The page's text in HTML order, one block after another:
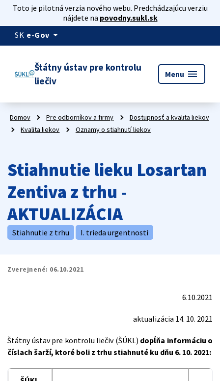
Toto je pilotná verzia nového webu. Predchádzajúcu verziu
nájdete na povodny.sukl.sk
SK e-Gov arrow_drop_down
Štátny ústav pre kontrolu
liečiv
Menu menu
Domov Pre odborníkov a firmy
Dostupnosť a kvalita liekov
Kvalita liekov
Oznamy o stiahnutí liekov
Stiahnutie lieku Losartan
Zentiva z trhu -
AKTUALIZÁCIA
Stiahnutie z trhu I. trieda urgentnosti
Zverejnené: 06.10.2021
6.10.2021
aktualizácia 14. 10. 2021
Štátny ústav pre kontrolu liečiv (ŠÚKL) dopĺňa informáciu o
číslach šarží, ktoré boli z trhu stiahnuté ku dňu 6. 10. 2021: